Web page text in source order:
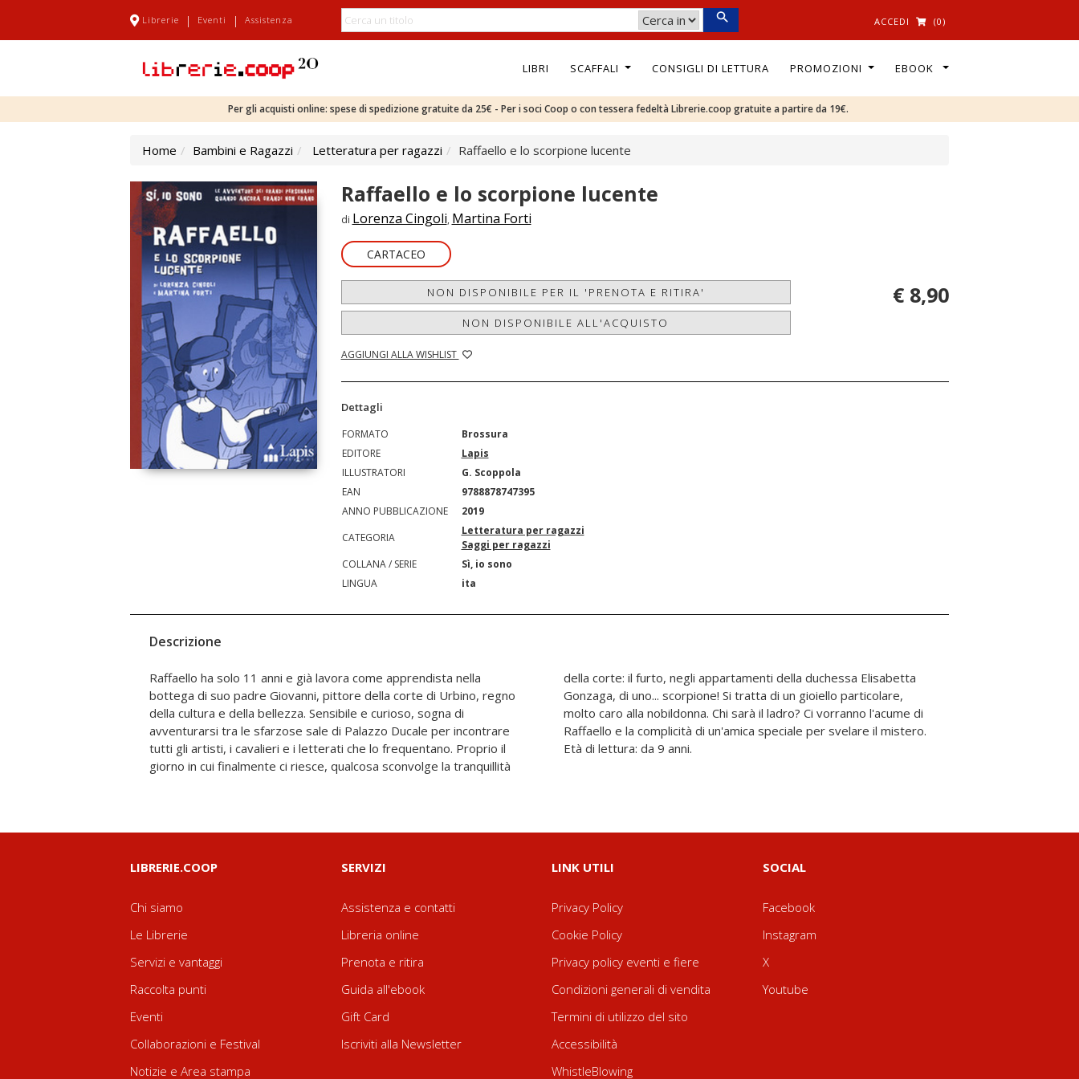
Librerie | Eventi | Assistenza ACCEDI (0)
LIBRI SCAFFALI CONSIGLI DI LETTURA PROMOZIONI EBOOK
Per gli acquisti online: spese di spedizione gratuite da 25€ - Per i soci Coop o con tessera fedeltà Librerie.coop gratuite a partire da 19€.
Home Bambini e Ragazzi Letteratura per ragazzi Raffaello e lo scorpione lucente
Raffaello e lo scorpione lucente
di Lorenza Cingoli, Martina Forti
CARTACEO
NON DISPONIBILE PER IL 'PRENOTA E RITIRA'
NON DISPONIBILE ALL'ACQUISTO
AGGIUNGI ALLA WISHLIST
€ 8,90
Dettagli
FORMATO
Brossura
EDITORE
Lapis
ILLUSTRATORI
G. Scoppola
EAN
9788878747395
ANNO PUBBLICAZIONE
2019
CATEGORIA
Letteratura per ragazzi
Saggi per ragazzi
COLLANA / SERIE
Sì, io sono
LINGUA
ita
Descrizione
Raffaello ha solo 11 anni e già lavora come apprendista nella
bottega di suo padre Giovanni, pittore della corte di Urbino, regno
della cultura e della bellezza. Sensibile e curioso, sogna di
avventurarsi tra le sfarzose sale di Palazzo Ducale per incontrare
tutti gli artisti, i cavalieri e i letterati che lo frequentano. Proprio il
giorno in cui finalmente ci riesce, qualcosa sconvolge la tranquillità
della corte: il furto, negli appartamenti della duchessa Elisabetta
Gonzaga, di uno... scorpione! Si tratta di un gioiello particolare,
molto caro alla nobildonna. Chi sarà il ladro? Ci vorranno l'acume di
Raffaello e la complicità di un'amica speciale per svelare il mistero.
Età di lettura: da 9 anni.
LIBRERIE.COOP
Chi siamo
Le Librerie
Servizi e vantaggi
Raccolta punti
Eventi
Collaborazioni e Festival
Notizie e Area stampa
SERVIZI
Assistenza e contatti
Libreria online
Prenota e ritira
Guida all'ebook
Gift Card
Iscriviti alla Newsletter
LINK UTILI
Privacy Policy
Cookie Policy
Privacy policy eventi e fiere
Condizioni generali di vendita
Termini di utilizzo del sito
Accessibilità
WhistleBlowing
SOCIAL
Facebook
Instagram
X
Youtube